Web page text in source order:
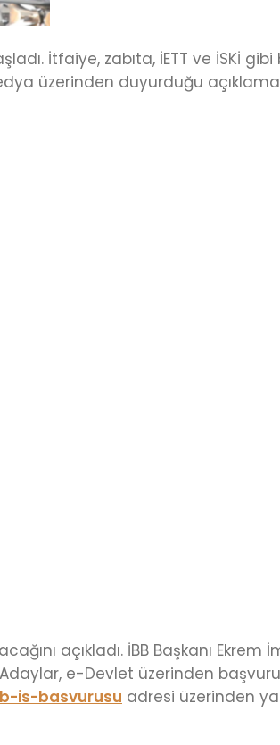
İtfaiye, zabıta, İETT ve İSKİ
üzerinden duyurduğu
açıkladı. İBB Başkanı
e-Devlet üzerinden
is-basvurusu adresi üzerinden